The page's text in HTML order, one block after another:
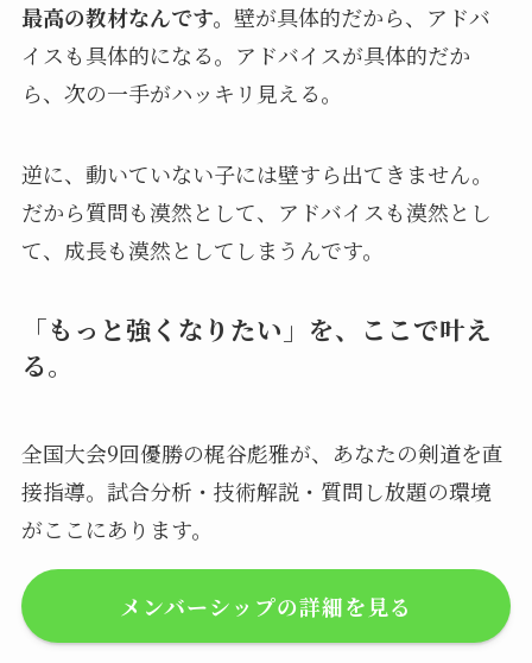
最高の教材なんです。 壁が具体的だから、アドバ
イスも具体的になる。アドバイスが具体的だか
ら、次の一手がハッキリ見える。
逆に、動いていない子には壁すら出てきません。
だから質問も漠然として、アドバイスも漠然とし
て、成長も漠然としてしまうんです。
「もっと強くなりたい」を、ここで叶え
る。
全国大会9回優勝の梶谷彪雅が、あなたの剣道を直
接指導。試合分析・技術解説・質問し放題の環境
がここにあります。
メンバーシップの詳細を見る